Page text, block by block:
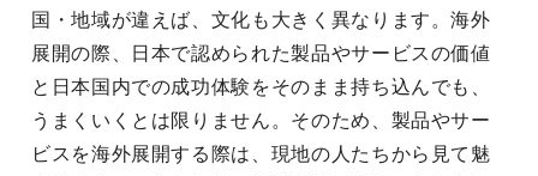
国・地域が違えば、文化も大きく異なります。海外
展開の際、日本で認められた製品やサービスの価値
と日本国内での成功体験をそのまま持ち込んでも、
うまくいくとは限りません。そのため、製品やサー
ビスを海外展開する際は、現地の人たちから見て魅